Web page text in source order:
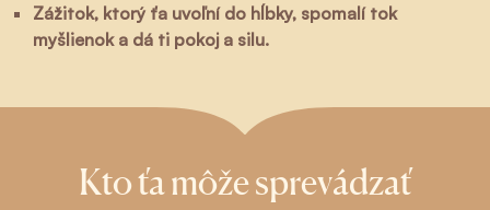
Zážitok, ktorý ťa uvoľní do hĺbky, spomalí tok
myšlienok a dá ti pokoj a silu.
Kto ťa môže sprevádzať